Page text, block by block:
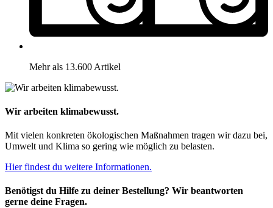
Mehr als 13.600 Artikel
Wir arbeiten klimabewusst.
Mit vielen konkreten ökologischen Maßnahmen tragen wir dazu bei,
Umwelt und Klima so gering wie möglich zu belasten.
Hier findest du weitere Informationen.
Benötigst du Hilfe zu deiner Bestellung? Wir beantworten
gerne deine Fragen.